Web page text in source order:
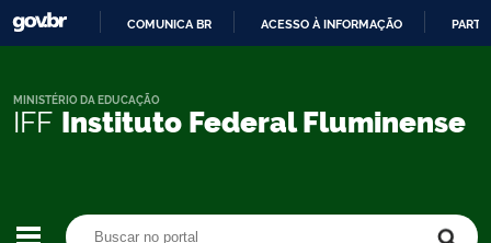
CONTEÚDO
COMUNICA BR ACESSO À INFORMAÇÃO
IFF Instituto Federal Fluminense
MINISTÉRIO DA EDUCAÇÃO